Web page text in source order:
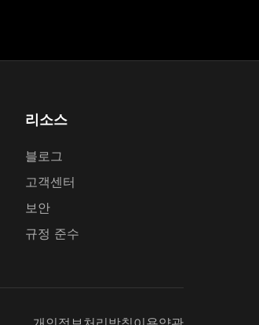
리소스
블로그
고객센터
보안
규정 준수